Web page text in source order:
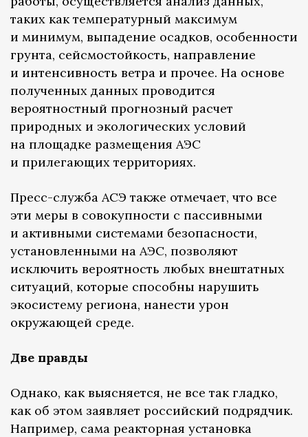
таких как температурный максимум
и минимум, выпадение осадков, особенности
грунта, сейсмостойкость, направление
и интенсивность ветра и прочее. На основе
полученных данных проводится
вероятностный прогнозный расчет
природных и экологических условий
на площадке размещения АЭС
и прилегающих территориях.
Пресс-служба АСЭ также отмечает, что все
эти меры в совокупности с пассивными
и активными системами безопасности,
установленными на АЭС, позволяют
исключить вероятность любых внештатных
ситуаций, которые способны нарушить
экосистему региона, нанести урон
окружающей среде.
Две правды
Однако, как выясняется, не все так гладко,
как об этом заявляет российский подрядчик.
Например, сама реакторная установка